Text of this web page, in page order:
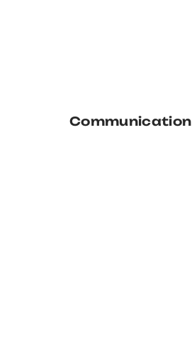
Communication